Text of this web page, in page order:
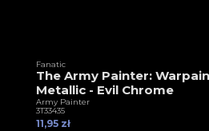
Fanatic
The Army Painter:
Metallic - Evil Chrome
Army Painter
3T33435
11,95 zł